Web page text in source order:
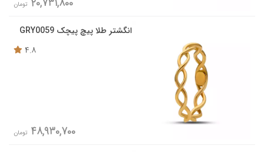
20,731,800 تومان
انگشتر طلا پیچ پیچک GRY0059
4.8
48,930,700 تومان